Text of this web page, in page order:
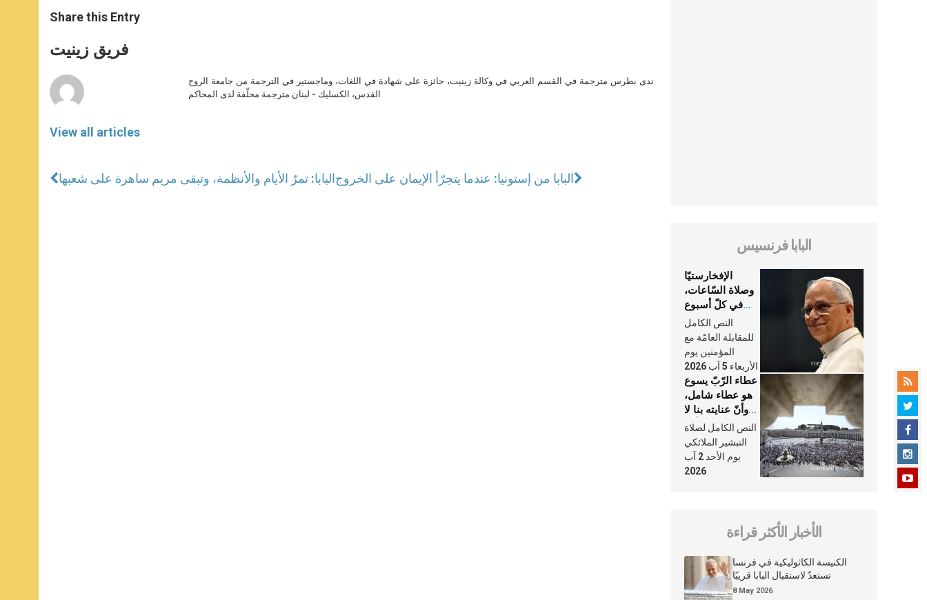
t
s
p
p
s
e
g
e
e
b
o
k
Share this Entry
فريق زينيت
View all articles
ندى بطرس مترجمة في القسم العربي في وكالة زينيت، حائزة على شهادة في اللغات، وماجستير في الترجمة من جامعة الروح
القدس، الكسليك - لبنان مترجمة محلّفة لدى المحاكم
البابا: تمرّ الأيام والأنظمة، وتبقى مريم ساهرة على شعبهاالبابا من إستونيا: عندما يتجرّأ الإيمان على الخروج
البابا فرنسيس
الإفخارستيّا
وصلاة السّاعات،
في كلّ أسبوع
وكلّ يوم، هما
النَّفَس في حياة
الكنيسة
النص الكامل
للمقابلة العامّة مع
المؤمنين يوم
الأربعاء 5 آب 2026
عطاء الرّبّ يسوع
هو عطاء شامل،
وأنّ عنايته بنا لا
تغيب عنّا أبدًا
النص الكامل لصلاة
التبشير الملائكي
يوم الأحد 2 آب
2026
الأخبار الأكثر قراءة
الكنيسة الكاثوليكية في فرنسا
تستعدّ لاستقبال البابا قريبًا
8 May 2026